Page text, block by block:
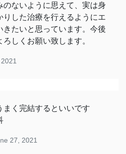
のないように思えて、実は身
りした治療を行えるようにエ
きたいと思っています。今後
しくお願い致します。
まく完結するといいです
27, 2021